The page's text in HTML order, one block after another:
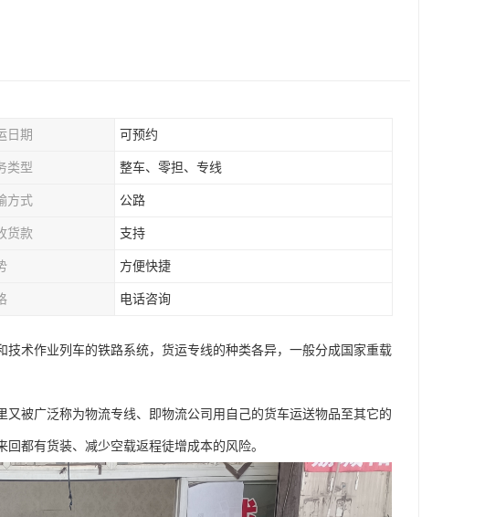
日期 可预约
类型 整车、零担、专线
方式 公路
货款 支持
方便快捷
电话咨询
术作业列车的铁路系统，货运专线的种类各异，一般分成国家重载
被广泛称为物流专线、即物流公司用自己的货车运送物品至其它的
都有货装、减少空载返程徒增成本的风险。